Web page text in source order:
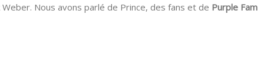
Weber. Nous avons parlé de Prince, des fans et de Purple Fam